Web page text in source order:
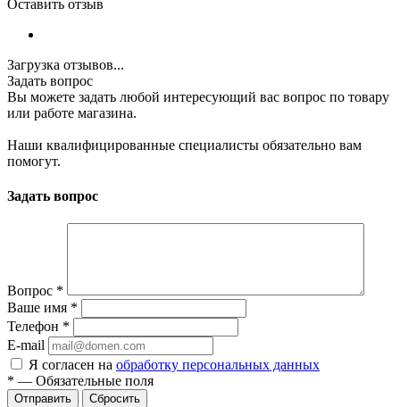
Оставить отзыв
Загрузка отзывов...
Задать вопрос
Вы можете задать любой интересующий вас вопрос по товару
или работе магазина.
Наши квалифицированные специалисты обязательно вам
помогут.
Задать вопрос
Вопрос *
Ваше имя *
Телефон *
E-mail
Я согласен на обработку персональных данных
* — Обязательные поля
Сбросить